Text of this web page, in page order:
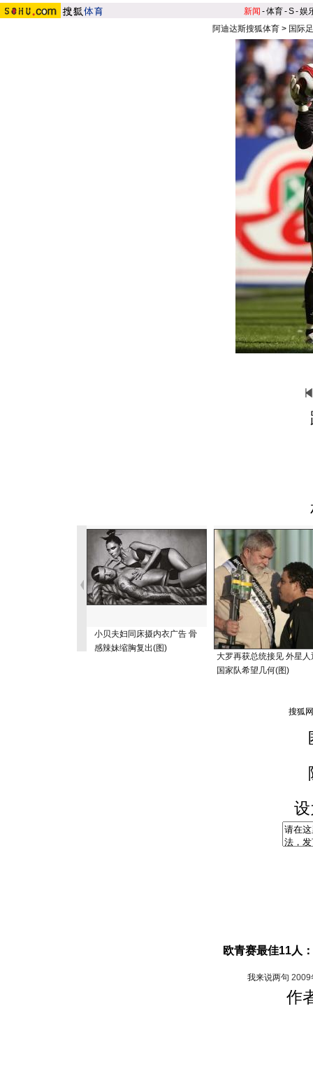
新闻 -体育-S-娱
阿迪达斯搜狐体育> 国际
小贝夫妇同床摄内衣广告 骨
感辣妹缩胸复出(图)
大罗再获总统接见 外星人
国家队希望几何(图)
欧青赛最佳11人
我来说两句 2009
作